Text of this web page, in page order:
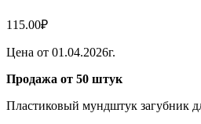
115.00₽
Цена от 01.04.2026г.
Продажа от 50 штук
Пластиковый мундштук загубник